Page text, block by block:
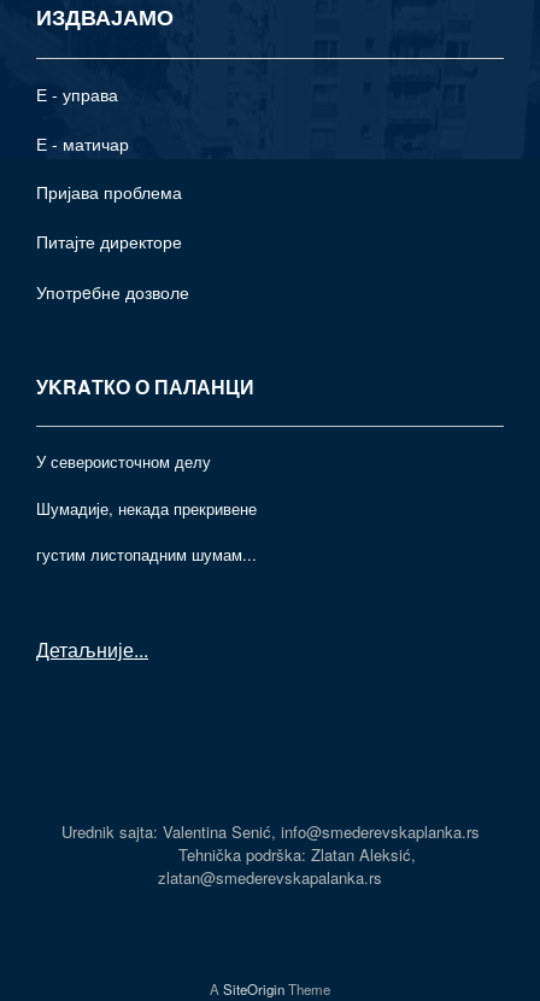
ИЗДВАЈАМО
Е - управа
Е - матичар
Пријава проблема
Питајте директоре
Употрeбне дозволе
УKRAТКО О ПАЛАНЦИ
У североисточном делу
Шумадије, некада прекривене
густим листопадним шумам...
Детаљније...
Urednik sajta: Valentina Senić, info@smederevskaplanka.rs
Tehnička podrška: Zlatan Aleksić,
zlatan@smederevskapalanka.rs
A SiteOriginTheme